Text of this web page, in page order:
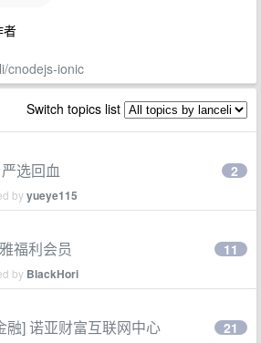
者
cnodejs-ionic
Switch topics list
选回血
byyueye115
2
福利会员
by BlackHori
11
融] 诺亚财富互联网中心 21